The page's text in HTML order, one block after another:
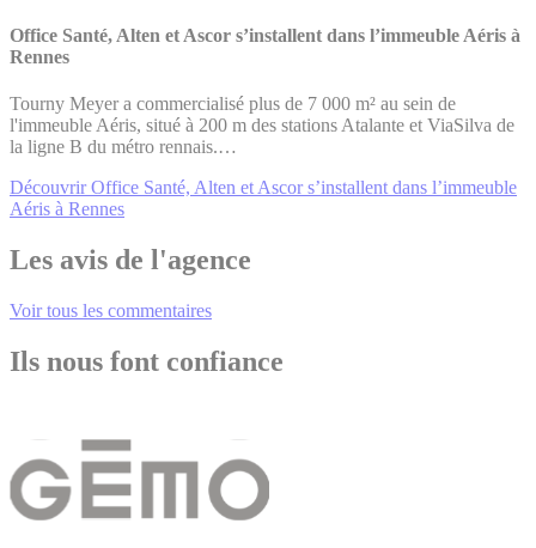
Office Santé, Alten et Ascor s’installent dans l’immeuble Aéris à
Rennes
Tourny Meyer a commercialisé plus de 7 000 m² au sein de
l'immeuble Aéris, situé à 200 m des stations Atalante et ViaSilva de
la ligne B du métro rennais.…
Découvrir Office Santé, Alten et Ascor s’installent dans l’immeuble
Aéris à Rennes
Les avis de l'agence
Voir tous les commentaires
Ils nous font confiance